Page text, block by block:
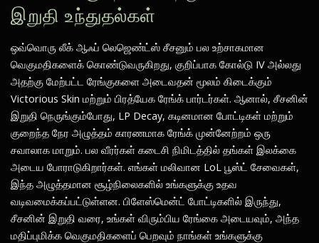
இறுதி உந்துதல்கள்
ஒவ்வொரு லீக் ஆஃப் லெஜெண்ட்ஸ் சீசனும் பல உற்சாகமான
வெகுமதிகளைக் கொண்டுவருகிறது, குறிப்பாக கோல்டு IV அல்லது
அதற்கு மேற்பட்ட ரேங்குகளை அடைவதன் மூலம் கிடைக்கும்
Victorious Skin மற்றும் பிரத்யேக ரேங்க் பார்டர்கள். ஆனால், சீசனின்
இறுதி நெருங்கும்போது, LP Decay, கடினமான போட்டிகள் மற்றும்
குறைந்த நேர அழுத்தம் காரணமாக ரேங்க் முன்னேற்றம் ஒரு
சவாலாக மாறும். பல வீரர்கள் கடைசி நிமிடத்தில் தங்கள் இலக்கை
அடைய போராடுகிறார்கள். எங்கள் மலிவான LoL பூஸ்ட் சேவைகள்,
இந்த அழுத்தமான சூழ்நிலைகளில் உங்களுக்கு உதவ
வடிவமைக்கப்பட்டுள்ளன. பிளேஸ்மென்ட் போட்டிகளில் இருந்து,
சீசனின் இறுதி வரை, உங்கள் விரும்பிய ரேங்கை அடையவும், அந்த
மதிப்புமிக்க வெகுமதிகளைப் பெறவும் நாங்கள் உங்களுக்கு